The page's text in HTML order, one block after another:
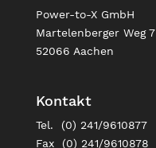
Power-to-X GmbH
Martelenberger Weg 7
52066 Aachen
Kontakt
Tel. (0) 241/9610877
Fax (0) 241/9610878